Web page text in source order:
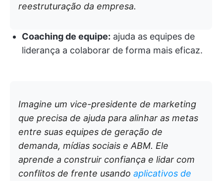
reestruturação da empresa.
Coaching de equipe: ajuda as equipes de
liderança a colaborar de forma mais eficaz.
Imagine um vice-presidente de marketing
que precisa de ajuda para alinhar as metas
entre suas equipes de geração de
demanda, mídias sociais e ABM. Ele
aprende a construir confiança e lidar com
conflitos de frente usando aplicativos de